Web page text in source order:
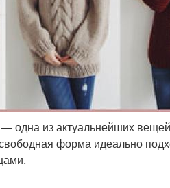
— одна из актуальнейших
форма идеально